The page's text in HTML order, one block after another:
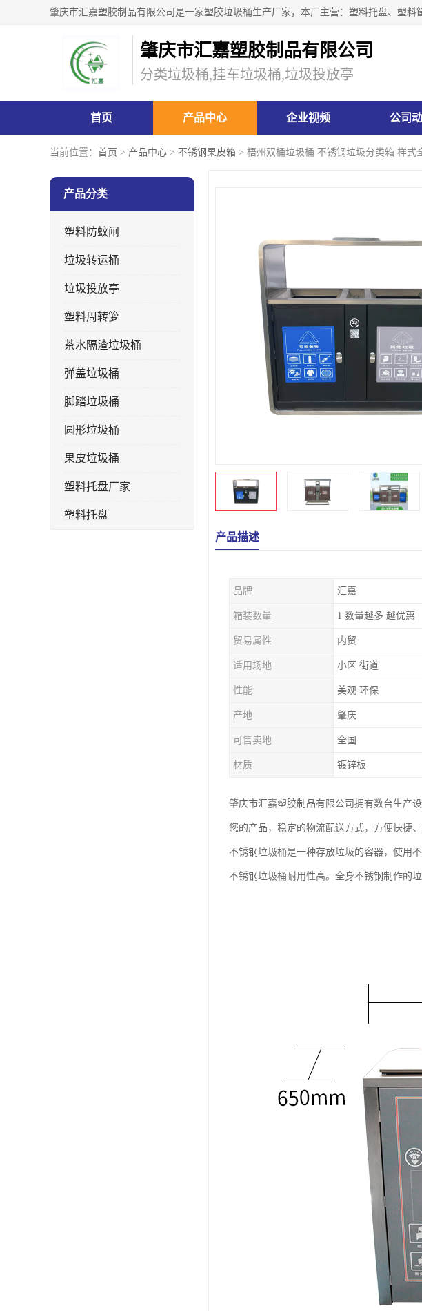
肇庆市汇嘉塑胶制品有限公司
分类垃圾桶,挂车垃圾桶,垃圾投放亭
首页 产品中心 企业视频 公司
当前位置： 首页 > 产品中心 > 不锈钢果皮箱 > 梧州双桶垃圾桶 不锈钢垃圾分类箱 样式
产品分类
塑料防蚊闸
垃圾转运桶
垃圾投放亭
塑料周转箩
茶水隔渣垃圾桶
弹盖垃圾桶
脚踏垃圾桶
圆形垃圾桶
果皮垃圾桶
塑料托盘厂家
塑料托盘
产品描述
品牌 汇嘉
箱装数量 1 数量越多 越优惠
贸易属性 内贸
适用场地 小区 街道
性能 美观 环保
产地 肇庆
可售卖地 全国
材质 镀锌板
肇庆市汇嘉塑胶制品有限公司拥有数台生产
您的产品，稳定的物流配送方式，方便快捷、
不锈钢垃圾桶是一种存放垃圾的容器，使用
不锈钢垃圾桶耐用性高。全身不锈钢制作的